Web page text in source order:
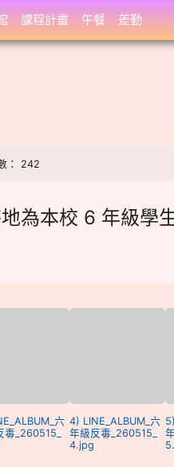
： 242
為本校 6 年級學
六
毒_260515_
4) LINE_ALBUM_六
年級反毒_260515_
4.jpg
課程計畫 午餐 差勤